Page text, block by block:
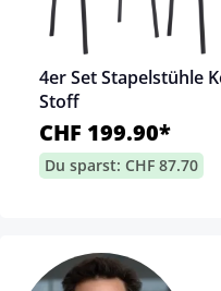
4er Set Stapelstühle
Stoff
CHF 199.90*
Du sparst: CHF 87.70